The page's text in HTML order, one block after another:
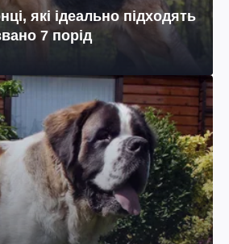
які ідеально підходять
7 порід